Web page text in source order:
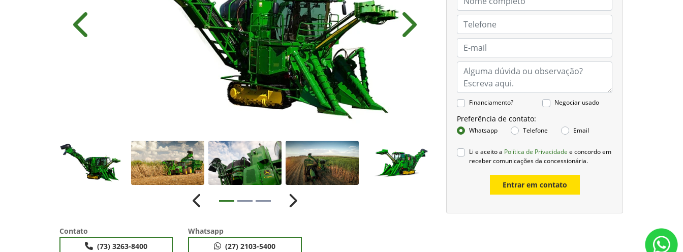
Financiamento? Negociar usado
Preferência de contato:
Whatsapp Telefone Email
Li e aceito a Política de Privacidade e concordo em
receber comunicações da concessionária.
Entrar em contato
Anterior Próximo
Anterior Próximo
Contato
(73) 3263-8400
Whatsapp
(27) 2103-5400